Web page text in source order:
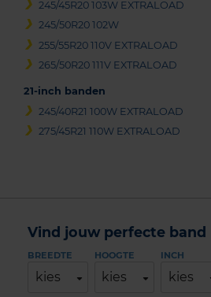
245/45R20 103W EXTRALOAD
245/50R20 102W
255/55R20 110V EXTRALOAD
265/50R20 111V EXTRALOAD
21-inch banden
245/40R21 100W EXTRALOAD
275/45R21 110W EXTRALOAD
Vind jouw perfecte band
BREEDTE
kies
HOOGTE
kies
INCH
kies